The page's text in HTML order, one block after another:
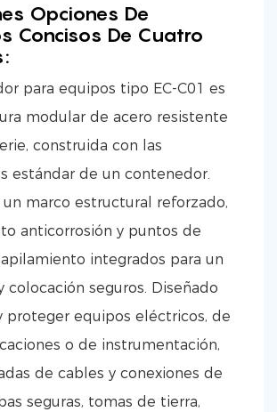
Opciones De
Concisos De Cuatro
para equipos tipo EC-C01 es
modular de acero resistente
construida con las
estándar de un contenedor.
marco estructural reforzado,
anticorrosión y puntos de
integrados para un
colocación seguros. Diseñado
proteger equipos eléctricos, de
o de instrumentación,
de cables y conexiones de
seguras, tomas de tierra,